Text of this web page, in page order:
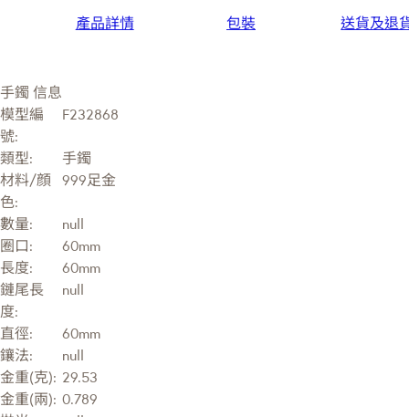
產品詳情 包裝 送貨及退
手鐲 信息
模型編
號:
F232868
類型:
手鐲
材料/顔
色:
999足金
數量:
null
圈口:
60mm
長度:
60mm
鏈尾長
度:
null
直徑:
60mm
鑲法:
null
金重(克): 29.53
金重(兩): 0.789